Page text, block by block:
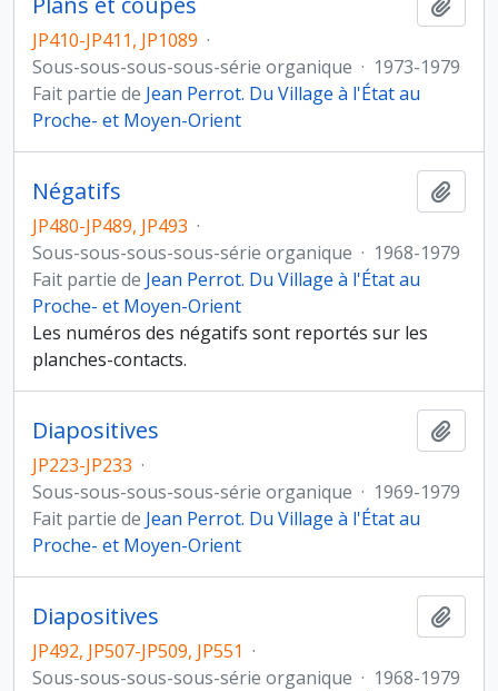
JP410-JP411, JP1089 ·
Sous-sous-sous-sous-série organique · 1973-1979
Fait partie de Jean Perrot. Du Village à l'État au
Proche- et Moyen-Orient
Négatifs
JP480-JP489, JP493 ·
Sous-sous-sous-sous-série organique · 1968-1979
Fait partie de Jean Perrot. Du Village à l'État au
Proche- et Moyen-Orient
Les numéros des négatifs sont reportés sur les
planches-contacts.
Diapositives
JP223-JP233 ·
Sous-sous-sous-sous-série organique · 1969-1979
Fait partie de Jean Perrot. Du Village à l'État au
Proche- et Moyen-Orient
Diapositives
JP492, JP507-JP509, JP551 ·
Sous-sous-sous-sous-série organique · 1968-1979